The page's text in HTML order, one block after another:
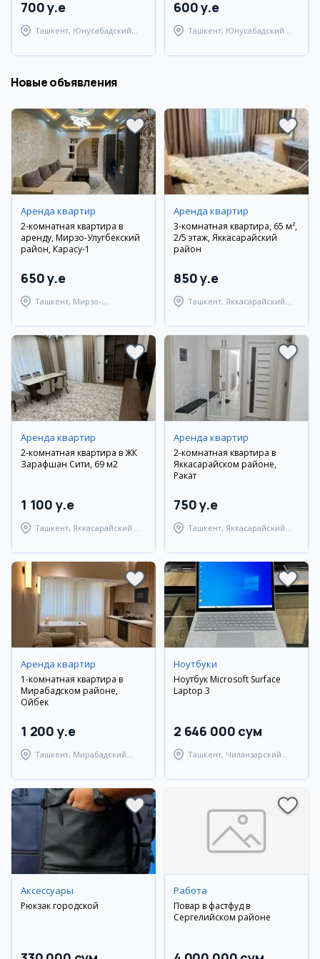
700 y.e
Ташкент, Юнусабадский
600 y.e
Ташкент, Юнусабадский
Новые объявления
Аренда квартир
2-комнатная квартира в
аренду, Мирзо-Улугбекский
район, Карасу-1
650 y.e
Ташкент, Мирзо-
Аренда квартир
3-комнатная квартира, 65 м²,
2/5 этаж, Яккасарайский
район
850 y.e
Ташкент, Яккасарайский
Аренда квартир
2-комнатная квартира в ЖК
Зарафшан Сити, 69 м2
1 100 y.e
Ташкент, Яккасарайский
Аренда квартир
2-комнатная квартира в
Яккасарайском районе,
Ракат
750 y.e
Ташкент, Яккасарайский
Аренда квартир
1-комнатная квартира в
Мирабадском районе,
Ойбек
1 200 y.e
Ташкент, Мирабадский
Ноутбуки
Ноутбук Microsoft Surface
Laptop 3
2 646 000 сум
Ташкент, Чиланзарский
Аксессуары
Рюкзак городской
Работа
Повар в фастфуд в
Сергелийском районе